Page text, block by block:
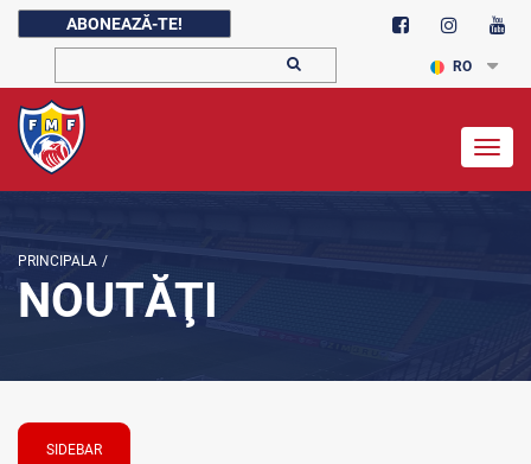
ABONEAZĂ-TE!
RO
PRINCIPALA /
NOUTĂŢI
SIDEBAR